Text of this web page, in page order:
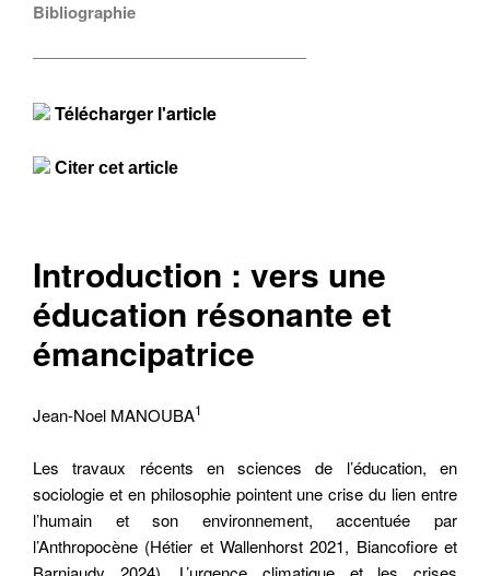
Bibliographie
Télécharger l'article
Citer cet article
Introduction : vers une
éducation résonante et
émancipatrice
Jean-Noel MANOUBA1
Les travaux récents en sciences de l’éducation, en
sociologie et en philosophie pointent une crise du lien entre
l’humain et son environnement, accentuée par
l’Anthropocène (Hétier et Wallenhorst 2021, Biancofiore et